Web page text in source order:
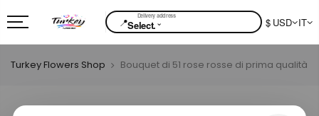
📍Select.⌄ $ USD IT
Turkey Flowers Shop Bouquet di 51 rose rosse di prima qualità